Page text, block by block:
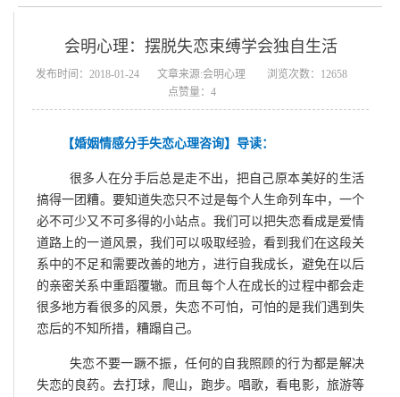
会明心理：摆脱失恋束缚学会独自生活
发布时间：2018-01-24 文章来源:会明心理
浏览次数：12658
点赞量：4
【婚姻情感分手失恋心理咨询】导读：
很多人在分手后总是走不出，把自己原本美好的生活
搞得一团糟。要知道失恋只不过是每个人生命列车中，一个
必不可少又不可多得的小站点。我们可以把失恋看成是爱情
道路上的一道风景，我们可以吸取经验，看到我们在这段关
系中的不足和需要改善的地方，进行自我成长，避免在以后
的亲密关系中重蹈覆辙。而且每个人在成长的过程中都会走
很多地方看很多的风景，失恋不可怕，可怕的是我们遇到失
恋后的不知所措，糟蹋自己。
失恋不要一蹶不振，任何的自我照顾的行为都是解决
失恋的良药。去打球，爬山，跑步。唱歌，看电影，旅游等